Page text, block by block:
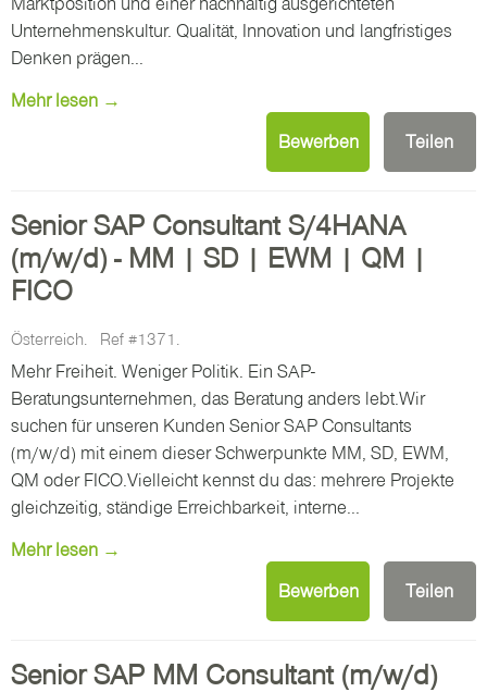
Marktposition und einer nachhaltig ausgerichteten
Unternehmenskultur. Qualität, Innovation und langfristiges
Denken prägen...
Mehr lesen →
Bewerben Teilen
Senior SAP Consultant S/4HANA
(m/w/d) - MM | SD | EWM | QM |
FICO
Österreich. Ref #1371.
Mehr Freiheit. Weniger Politik. Ein SAP-
Beratungsunternehmen, das Beratung anders lebt.Wir
suchen für unseren Kunden Senior SAP Consultants
(m/w/d) mit einem dieser Schwerpunkte MM, SD, EWM,
QM oder FICO.Vielleicht kennst du das: mehrere Projekte
gleichzeitig, ständige Erreichbarkeit, interne...
Mehr lesen →
Bewerben Teilen
Senior SAP MM Consultant (m/w/d)